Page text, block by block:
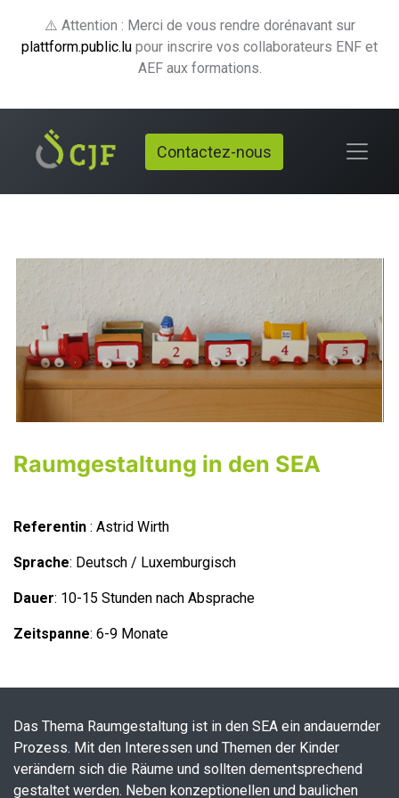
⚠️ Attention : Merci de vous rendre dorénavant sur
plattform.public.lu pour inscrire vos collaborateurs ENF et
AEF aux formations.
Contactez-nous
Raumgestaltung in den SEA
Referentin : Astrid Wirth
Sprache: Deutsch / Luxemburgisch
Dauer: 10-15 Stunden nach Absprache
Zeitspanne: 6-9 Monate
Das Thema Raumgestaltung ist in den SEA ein andauernder
Prozess. Mit den Interessen und Themen der Kinder
verändern sich die Räume und sollten dementsprechend
gestaltet werden. Neben konzeptionellen und baulichen